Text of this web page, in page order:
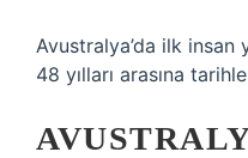
Avustralya’da ilk
48 yılları arasına